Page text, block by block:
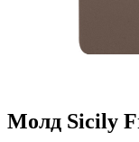
Молд Sicily